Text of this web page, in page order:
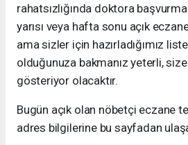
rahatsızlığında doktora
yarısı veya hafta sonu açık
ama sizler için hazırladığımız
olduğunuza bakmanız yeterli,
gösteriyor olacaktır.
Bugün açık olan nöbetçi eczane
adres bilgilerine bu sayfadan